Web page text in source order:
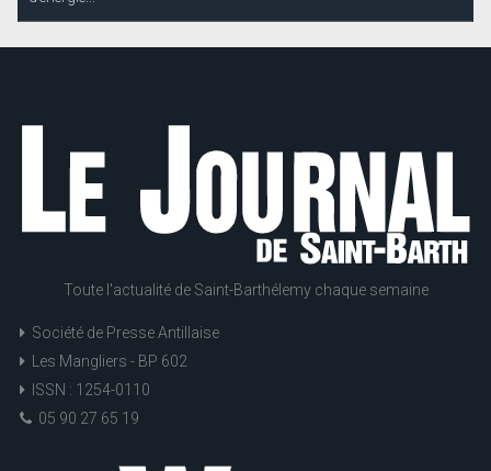
Toute l'actualité de Saint-Barthélemy chaque semaine
Société de Presse Antillaise
Les Mangliers - BP 602
ISSN : 1254-0110
05 90 27 65 19